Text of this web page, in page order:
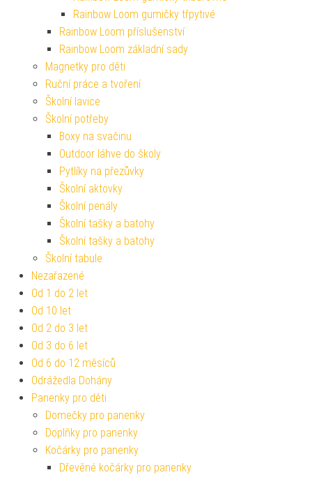
Rainbow Loom gumičky třpytivé
Rainbow Loom příslušenství
Rainbow Loom základní sady
Magnetky pro děti
Ruční práce a tvoření
Školní lavice
Školní potřeby
Boxy na svačinu
Outdoor láhve do školy
Pytlíky na přezůvky
Školní aktovky
Školní penály
Školní tašky a batohy
Školní tašky a batohy
Školní tabule
Nezařazené
Od 1 do 2 let
Od 10 let
Od 2 do 3 let
Od 3 do 6 let
Od 6 do 12 měsíců
Odrážedla Dohány
Panenky pro děti
Domečky pro panenky
Doplňky pro panenky
Kočárky pro panenky
Dřevěné kočárky pro panenky